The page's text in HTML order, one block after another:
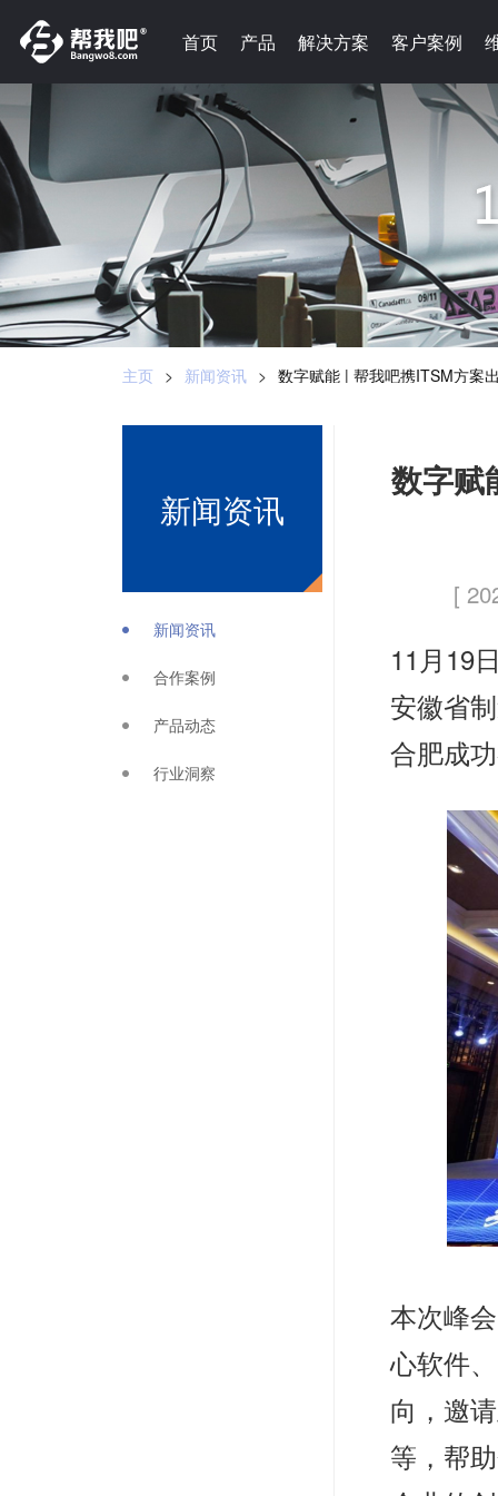
首页 产品 解决方案 客户案例
首页 产品 解决方案 客户案例
主页 > 新闻资讯 > 数字赋能 | 帮我吧携ITSM方案
新闻资讯
新闻资讯
合作案例
产品动态
行业洞察
数字赋
[
11月19
安徽省
合肥成
本次峰
心软件
向，邀
等，帮